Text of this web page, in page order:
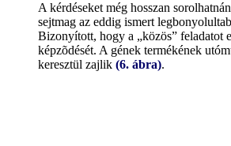
A kérdéseket még hosszan
sejtmag az eddig ismert
Bizonyított, hogy a „közös” feladatot
képzõdését. A gének termékének
keresztül zajlik (6. ábra).